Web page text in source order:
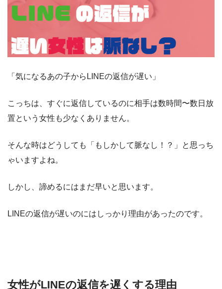
「気になるあの子からLINEの返信が遅い」
こっちは、すぐに返信しているのに相手は数時間〜数日放
置という女性も少なくありません。
そんな時はどうしても 「もしかして脈なし！？」
と思っち
ゃいますよね。
しかし、諦めるにはまだ早いと思います。
LINEの返信が遅いのにはしっかり理由があったのです。
女性がLINEの返信を遅くする理由